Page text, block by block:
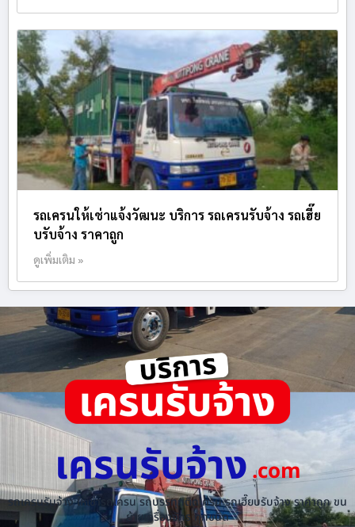
รถเครนให้เช่าแจ้งวัฒนะ บริการ รถเครนรับจ้าง รถเฮี๊ย
บรับจ้าง ราคาถูก
ดูเพิ่มเติม »
เครนรับจ้าง.com
รถเครนรับจ้าง ให้เช่ารถเครน รถบรรทุกติดเครน รถเฮี๊ยบรับจ้าง ราคาถูก ขน
ย้ายเครื่องจักร ทุกชนิด